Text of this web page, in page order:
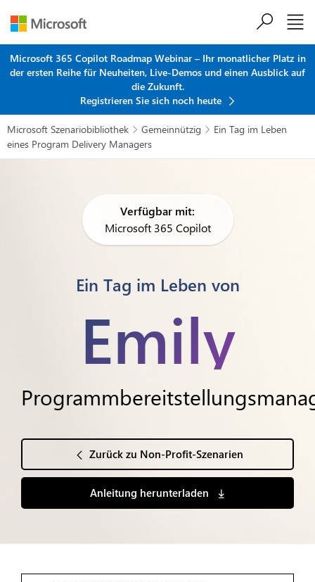
Microsoft 365 Copilot Roadmap Webinar – Ihr monatlicher Platz in
der ersten Reihe für Neuheiten, Live-Demos und einen Ausblick auf
die Zukunft.
Registrieren Sie sich noch heute
Microsoft Szenariobibliothek  Gemeinnützig 
Ein Tag im Leben
eines Program Delivery Managers
Verfügbar mit:
Microsoft 365 Copilot
Ein Tag im Leben von
Emily
Zurück zu Non-Profit-Szenarien
Anleitung herunterladen